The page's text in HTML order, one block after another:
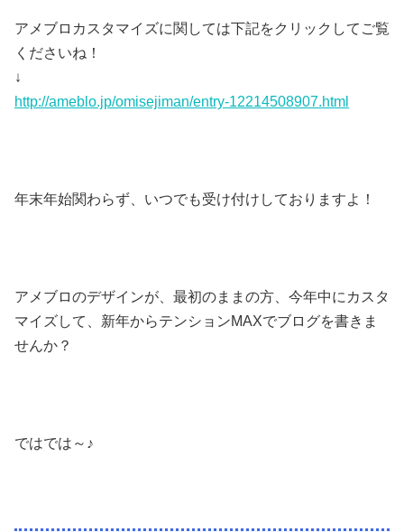
アメブロカスタマイズに関しては下記をクリックしてご覧
くださいね！
↓
http://ameblo.jp/omisejiman/entry-12214508907.html
年末年始関わらず、いつでも受け付けしておりますよ！
アメブロのデザインが、最初のままの方、今年中にカスタ
マイズして、新年からテンションMAXでブログを書きま
せんか？
ではでは～♪